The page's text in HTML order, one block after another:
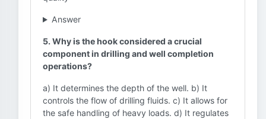
Answer
5. Why is the hook considered a crucial
component in drilling and well completion
operations?
a) It determines the depth of the well. b) It
controls the flow of drilling fluids. c) It allows for
the safe handling of heavy loads. d) It regulates